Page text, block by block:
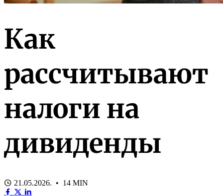
Как
рассчитывают
налоги на
дивиденды
21.05.2026. • 14 MIN